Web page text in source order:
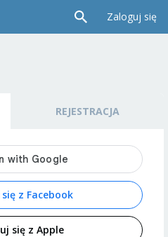
Zaloguj się
REJESTRACJA
z Facebook
się z Apple